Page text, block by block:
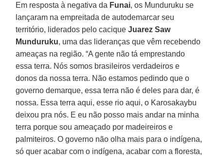
Em resposta à negativa da Funai, os Munduruku se
lançaram na empreitada de autodemarcar seu
território, liderados pelo caciqueJuarez Saw
Munduruku, uma das lideranças que vêm recebendo
ameaças na região. “A gente não tá emprestando
essa terra. Nós somos brasileiros verdadeiros e
donos da nossa terra. Não estamos pedindo que o
governo demarque, essa terra não é deles para dar, é
nossa. Essa terra aqui, esse rio aqui, o Karosakaybu
deixou pra nós. E eu não posso mais andar na minha
terra porque sou ameaçado por madeireiros e
palmiteiros. O governo não olha mais para o indígena,
só quer acabar com o indígena, acabar com a floresta,